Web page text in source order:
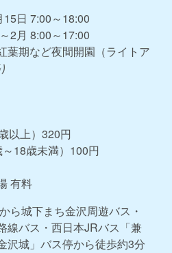
日 7:00～18:00
2月 8:00～17:00
葉期など夜間開園（ライトア
以上）320円
18歳未満）100円
有料
ら城下まち金沢周遊バス・
線バス・西日本JRバス「兼
沢城」バス停から徒歩約3分